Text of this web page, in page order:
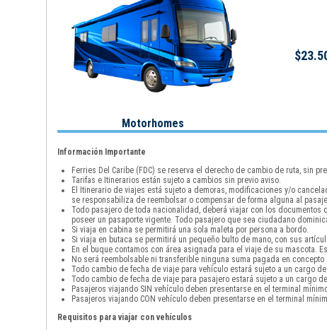
Motorhomes
Información Importante
Ferries Del Caribe (FDC) se reserva el derecho de cambio de ruta, sin
Tarifas e Itinerarios están sujeto a cambios sin previo aviso.
El Itinerario de viajes está sujeto a demoras, modificaciones y/o
se responsabiliza de reembolsar o compensar de forma alguna al
Todo pasajero de toda nacionalidad, deberá viajar con los
poseer un pasaporte vigente. Todo pasajero que sea ciudadano
Si viaja en cabina se permitirá una sola maleta por persona a bordo.
Si viaja en butaca se permitirá un pequeño bulto de mano, con sus
En el buque contamos con área asignada para el viaje de su mascota.
No será reembolsable ni transferible ninguna suma pagada en
Todo cambio de fecha de viaje para vehículo estará sujeto a un cargo
Todo cambio de fecha de viaje para pasajero estará sujeto a un cargo
Pasajeros viajando SIN vehículo deben presentarse en el terminal
Pasajeros viajando CON vehículo deben presentarse en el terminal
Requisitos para viajar con vehículos